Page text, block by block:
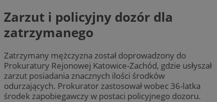
Zarzut i policyjny dozór dla
zatrzymanego
Zatrzymany mężczyzna został doprowadzony do
Prokuratury Rejonowej Katowice-Zachód, gdzie usłyszał
zarzut posiadania znacznych ilości środków
odurzających. Prokurator zastosował wobec 36-latka
środek zapobiegawczy w postaci policyjnego dozoru.